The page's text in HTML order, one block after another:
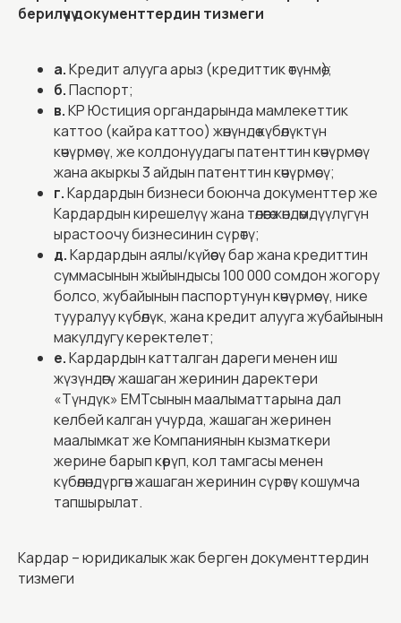
берилүүчү документтердин тизмеги
а.Кредит алууга арыз (кредиттик өтүнмө);
б.Паспорт;
в.КР Юстиция органдарында мамлекеттик
каттоо (кайра каттоо) жөнүндө күбөлүктүн
көчүрмөсү, же колдонуудагы патенттин көчүрмөсү
жана акыркы 3 айдын патенттин көчүрмөсү;
г.Кардардын бизнеси боюнча документтер же
Кардардын кирешелүү жана төлөөгө жөндөмдүүлүгүн
ырастоочу бизнесинин сүрөтү;
д.Кардардын аялы/күйөөсү бар жана кредиттин
суммасынын жыйындысы 100 000 сомдон жогору
болсо, жубайынын паспортунун көчүрмөсү, нике
тууралуу күбөлүк, жана кредит алууга жубайынын
макулдугу керектелет;
е.Кардардын катталган дареги менен иш
жүзүндөгү жашаган жеринин даректери
«Түндүк» ЕМТсынын маалыматтарына дал
келбей калган учурда, жашаган жеринен
маалымкат же Компаниянын кызматкери
жерине барып көрүп, кол тамгасы менен
күбөлөндүргөн жашаган жеринин сүрөтү кошумча
тапшырылат.
Кардар – юридикалык жак берген документтердин
тизмеги